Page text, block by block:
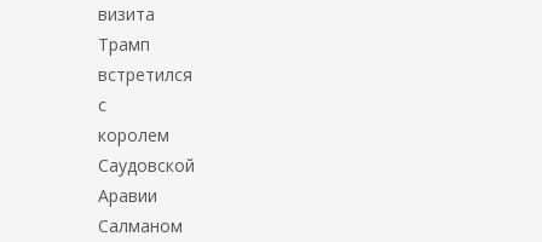
визита
Трамп
встретился
с
королем
Саудовской
Аравии
Салманом